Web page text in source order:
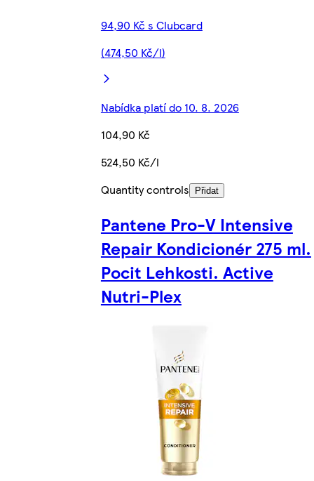
94,90 Kč s Clubcard
(474,50 Kč/l)
Nabídka platí do 10. 8. 2026
104,90 Kč
524,50 Kč/l
Quantity controls
Přidat
Pantene Pro-V Intensive
Repair Kondicionér 275 ml.
Pocit Lehkosti. Active
Nutri-Plex